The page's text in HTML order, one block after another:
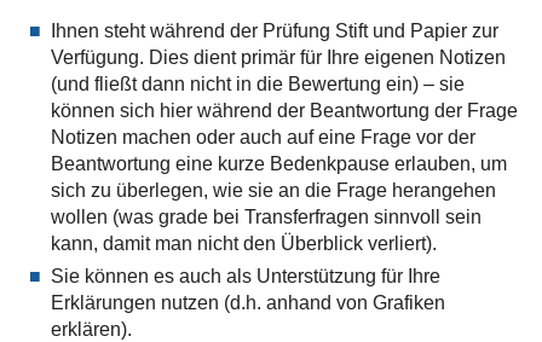
Ihnen steht während der Prüfung Stift und Papier zur
Verfügung. Dies dient primär für Ihre eigenen Notizen
(und fließt dann nicht in die Bewertung ein) – sie
können sich hier während der Beantwortung der Frage
Notizen machen oder auch auf eine Frage vor der
Beantwortung eine kurze Bedenkpause erlauben, um
sich zu überlegen, wie sie an die Frage herangehen
wollen (was grade bei Transferfragen sinnvoll sein
kann, damit man nicht den Überblick verliert).
Sie können es auch als Unterstützung für Ihre
Erklärungen nutzen (d.h. anhand von Grafiken
erklären).